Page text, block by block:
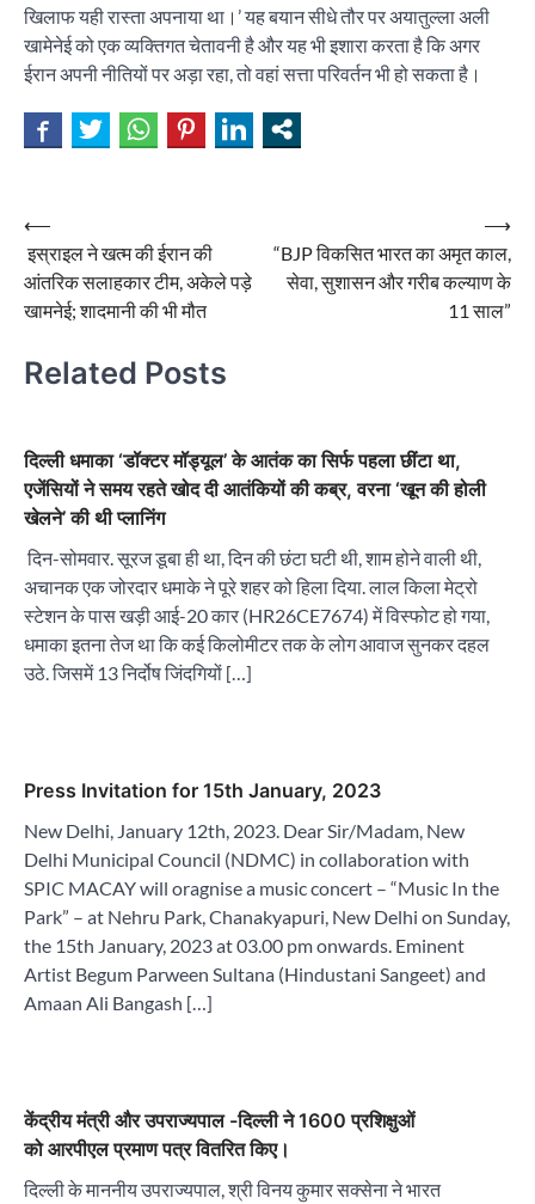
खिलाफ यही रास्ता अपनाया था।’ यह बयान सीधे तौर पर अयातुल्ला अली
खामेनेई को एक व्यक्तिगत चेतावनी है और यह भी इशारा करता है कि अगर
ईरान अपनी नीतियों पर अड़ा रहा, तो वहां सत्ता परिवर्तन भी हो सकता है।
Post
navigation
⟵
इस्राइल ने खत्म की ईरान की
आंतरिक सलाहकार टीम, अकेले पड़े
खामनेई; शादमानी की भी मौत
“BJP विकसित भारत का अमृत काल,
सेवा, सुशासन और गरीब कल्याण के
11 साल”
⟶
Related Posts
दिल्ली धमाका ‘डॉक्टर मॉड्यूल’ के आतंक का सिर्फ पहला छींटा था,
एजेंसियों ने समय रहते खोद दी आतंकियों की कब्र, वरना ‘खून की होली
खेलने’ की थी प्लानिंग
दिन-सोमवार. सूरज डूबा ही था, दिन की छंटा घटी थी, शाम होने वाली थी,
अचानक एक जोरदार धमाके ने पूरे शहर को हिला दिया. लाल किला मेट्रो
स्टेशन के पास खड़ी आई-20 कार (HR26CE7674) में विस्फोट हो गया,
धमाका इतना तेज था कि कई किलोमीटर तक के लोग आवाज सुनकर दहल
उठे. जिसमें 13 निर्दोष जिंदगियों […]
Press Invitation for 15th January, 2023
New Delhi, January 12th, 2023. Dear Sir/Madam, New
Delhi Municipal Council (NDMC) in collaboration with
SPIC MACAY will oragnise a music concert – “Music In the
Park” – at Nehru Park, Chanakyapuri, New Delhi on Sunday,
the 15th January, 2023 at 03.00 pm onwards. Eminent
Artist Begum Parween Sultana (Hindustani Sangeet) and
Amaan Ali Bangash […]
केंद्रीय मंत्री और उपराज्यपाल -दिल्ली ने 1600 प्रशिक्षुओं
को आरपीएल प्रमाण पत्र वितरित किए।
दिल्ली के माननीय उपराज्यपाल, श्री विनय कुमार सक्सेना ने भारत